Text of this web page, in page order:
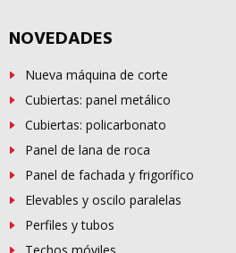
NOVEDADES
Nueva máquina de corte
Cubiertas: panel metálico
Cubiertas: policarbonato
Panel de lana de roca
Panel de fachada y frigorífico
Elevables y oscilo paralelas
Perfiles y tubos